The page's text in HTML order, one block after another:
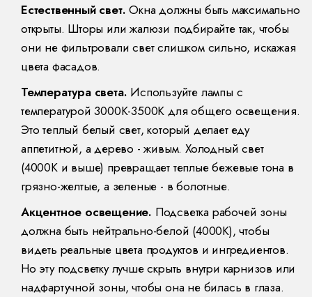
Естественный свет. Окна должны быть максимально
открыты. Шторы или жалюзи подбирайте так, чтобы
они не фильтровали свет слишком сильно, искажая
цвета фасадов.
Температура света. Используйте лампы с
температурой 3000K-3500K для общего освещения.
Это теплый белый свет, который делает еду
аппетитной, а дерево - живым. Холодный свет
(4000K и выше) превращает теплые бежевые тона в
грязно-желтые, а зеленые - в болотные.
Акцентное освещение. Подсветка рабочей зоны
должна быть нейтрально-белой (4000K), чтобы
видеть реальные цвета продуктов и ингредиентов.
Но эту подсветку лучше скрыть внутри карнизов или
надфартучной зоны, чтобы она не билась в глаза.